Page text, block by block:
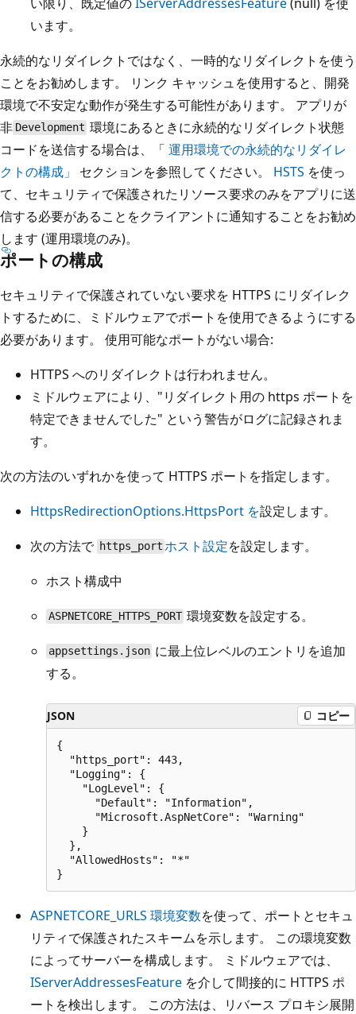
います。
永続的なリダイレクトではなく、一時的なリダイレクトを使う
ことをお勧めします。 リンク キャッシュを使用すると、開発
環境で不安定な動作が発生する可能性があります。 アプリが
非 Development 環境にあるときに永続的なリダイレクト状態
コードを送信する場合は、「 運用環境での永続的なリダイレ
クトの構成」
セクションを参照してください。 HSTS を使っ
て、セキュリティで保護されたリソース要求のみをアプリに送
信する必要があることをクライアントに通知することをお勧め
します (運用環境のみ)。
ポートの構成
セキュリティで保護されていない要求を HTTPS にリダイレク
トするために、ミドルウェアでポートを使用できるようにする
必要があります。 使用可能なポートがない場合:
HTTPS へのリダイレクトは行われません。
ミドルウェアにより、"リダイレクト用の https ポートを
特定できませんでした" という警告がログに記録されま
す。
次の方法のいずれかを使って HTTPS ポートを指定します。
HttpsRedirectionOptions.HttpsPort を設定します。
次の方法で https_port ホスト設定を設定します。
ホスト構成中
ASPNETCORE_HTTPS_PORT 環境変数を設定する。
appsettings.json に最上位レベルのエントリを追加
する。
JSON コピー
{
  "https_port": 443,
  "Logging": {
    "LogLevel": {
      "Default": "Information",
      "Microsoft.AspNetCore": "Warning"
    }
  },
  "AllowedHosts": "*"
ASPNETCORE_URLS 環境変数を使って、ポートとセキュ
リティで保護されたスキームを示します。 この環境変数
によってサーバーを構成します。 ミドルウェアでは、
IServerAddressesFeature を介して間接的に HTTPS ポ
ートを検出します。 この方法は、リバース プロキシ展開